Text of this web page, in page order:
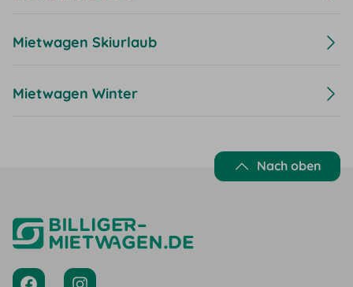
Mietwagen Skiurlaub
Mietwagen Winter
Nach oben